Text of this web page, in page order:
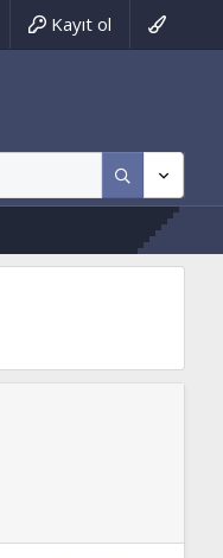
Kayıt ol